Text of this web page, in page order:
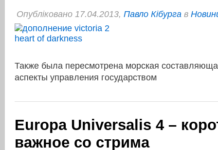
Опубліковано 17.04.2013, Павло Кібурга в
Также была пересмотрена морская
аспекты управления государством
Europa Universalis 4 –
важное со стрима